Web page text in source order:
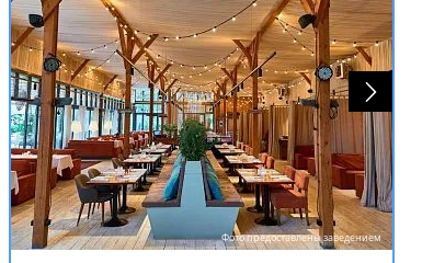
Фото предоставлены заведением